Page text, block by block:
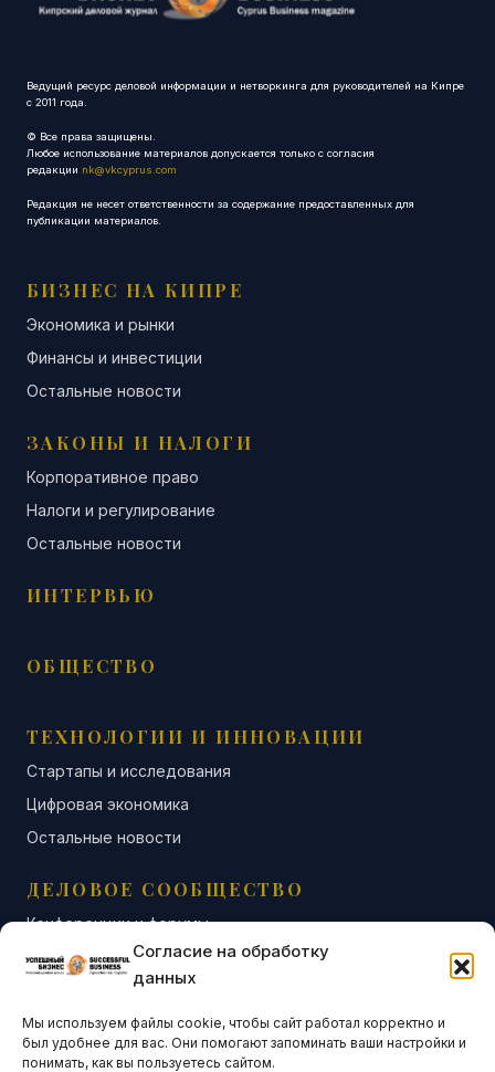
Согласие на обработку
данных
Мы используем файлы cookie, чтобы сайт работал корректно и
был удобнее для вас. Они помогают запоминать ваши настройки и
понимать, как вы пользуетесь сайтом.
Ведущий ресурс деловой информации и нетворкинга для руководителей на Кипре
с 2011 года.
© Все права защищены.
Любое использование материалов допускается только с согласия
редакции nk@vkcyprus.com
Редакция не несет ответственности за содержание предоставленных для
публикации материалов.
БИЗНЕС НА КИПРЕ
Экономика и рынки
Финансы и инвестиции
Остальные новости
ЗАКОНЫ И НАЛОГИ
Корпоративное право
Налоги и регулирование
Остальные новости
ИНТЕРВЬЮ
ОБЩЕСТВО
ТЕХНОЛОГИИ И ИННОВАЦИИ
Стартапы и исследования
Цифровая экономика
Остальные новости
ДЕЛОВОЕ СООБЩЕСТВО
Конференции и форумы
Бизнес-клубы и ассоциации
Остальные новости
АНАЛИТИКА И СТАТИСТИКА